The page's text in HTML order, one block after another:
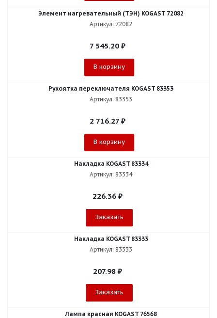
Элемент нагревательный (ТЭН) KOGAST 72082
Артикул: 72082
7 545.20₽
В корзину
Рукоятка переключателя KOGAST 83353
Артикул: 83353
2 716.27₽
В корзину
Накладка KOGAST 83334
Артикул: 83334
226.36₽
Заказать
Накладка KOGAST 83333
Артикул: 83333
207.98₽
Заказать
Лампа красная KOGAST 76568